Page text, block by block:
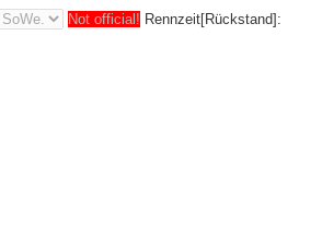
Not official! Rennzeit[Rückstand]: